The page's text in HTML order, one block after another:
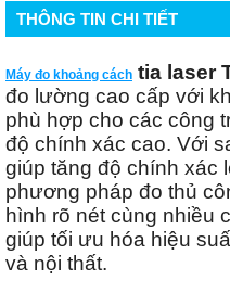
THÔNG TIN CHI TIẾT
Máy đo khoảng cách tia laser
đo lường cao cấp với
phù hợp cho các công
độ chính xác cao. Với
giúp tăng độ chính xác
phương pháp đo thủ
hình rõ nét cùng nhiều
giúp tối ưu hóa hiệu
và nội thất.